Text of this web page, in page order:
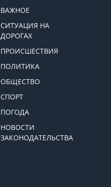
ВАЖНОЕ
СИТУАЦИЯ НА
ДОРОГАХ
ПРОИСШЕСТВИЯ
ПОЛИТИКА
ОБЩЕСТВО
СПОРТ
ПОГОДА
НОВОСТИ
ЗАКОНОДАТЕЛЬСТВА